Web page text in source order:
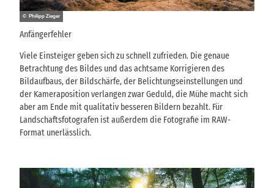
© Philipp Zieger
Anfängerfehler
Viele Einsteiger geben sich zu schnell zufrieden. Die genaue
Betrachtung des Bildes und das achtsame Korrigieren des
Bildaufbaus, der Bildschärfe, der Belichtungseinstellungen und
der Kameraposition verlangen zwar Geduld, die Mühe macht sich
aber am Ende mit qualitativ besseren Bildern bezahlt. Für
Landschaftsfotografen ist außerdem die Fotografie im RAW-
Format unerlässlich.